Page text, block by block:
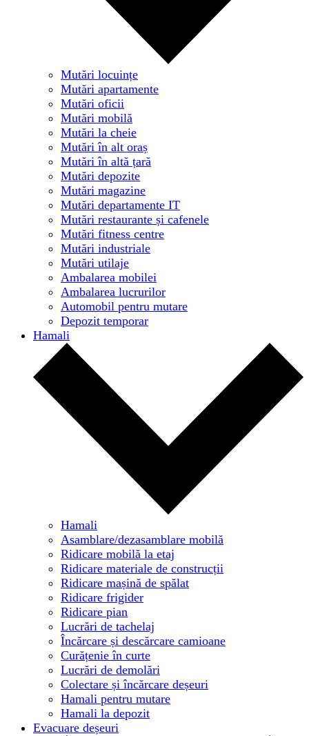
Mutări locuințe
Mutări apartamente
Mutări oficii
Mutări mobilă
Mutări la cheie
Mutări în alt oraș
Mutări în altă țară
Mutări depozite
Mutări magazine
Mutări departamente IT
Mutări restaurante și cafenele
Mutări fitness centre
Mutări industriale
Mutări utilaje
Ambalarea mobilei
Ambalarea lucrurilor
Automobil pentru mutare
Depozit temporar
Hamali
Hamali
Asamblare/dezasamblare mobilă
Ridicare mobilă la etaj
Ridicare materiale de construcții
Ridicare mașină de spălat
Ridicare frigider
Ridicare pian
Lucrări de tachelaj
Încărcare și descărcare camioane
Curățenie în curte
Lucrări de demolări
Colectare și încărcare deșeuri
Hamali pentru mutare
Hamali la depozit
Evacuare deșeuri